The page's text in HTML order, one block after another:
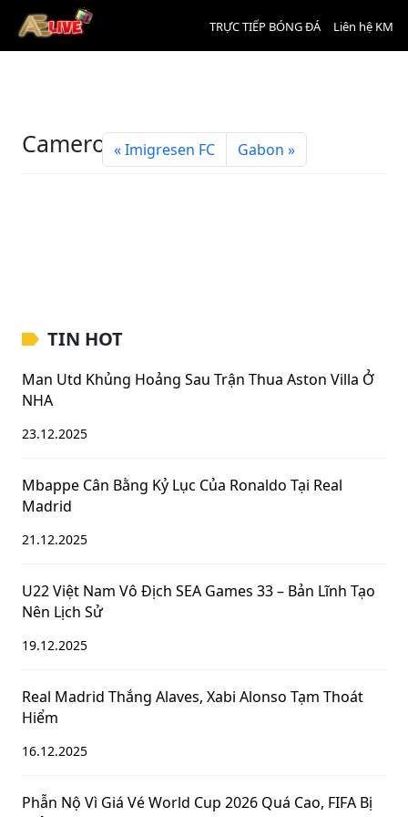
TRỰC TIẾP BÓNG ĐÁ Liên hệ KM
CameroonImigresen FC Gabon
TIN HOT
Man Utd Khủng Hoảng Sau Trận Thua Aston Villa Ở
NHA
23.12.2025
Mbappe Cân Bằng Kỷ Lục Của Ronaldo Tại Real
Madrid
21.12.2025
U22 Việt Nam Vô Địch SEA Games 33 – Bản Lĩnh Tạo
Nên Lịch Sử
19.12.2025
Real Madrid Thắng Alaves, Xabi Alonso Tạm Thoát
Hiểm
16.12.2025
Phẫn Nộ Vì Giá Vé World Cup 2026 Quá Cao, FIFA Bị